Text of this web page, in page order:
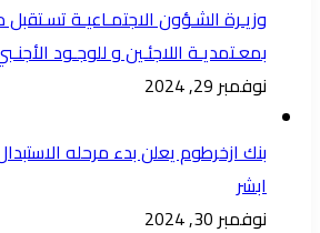
وزيـرة الشـؤون الاجتمـاعيـة
بمعـتمديـة اللاجئـين و للوجـود
نوفمبر 29, 2024
بنك ازخرطوم يعلن بدء مرحله
ابشر
نوفمبر 30, 2024